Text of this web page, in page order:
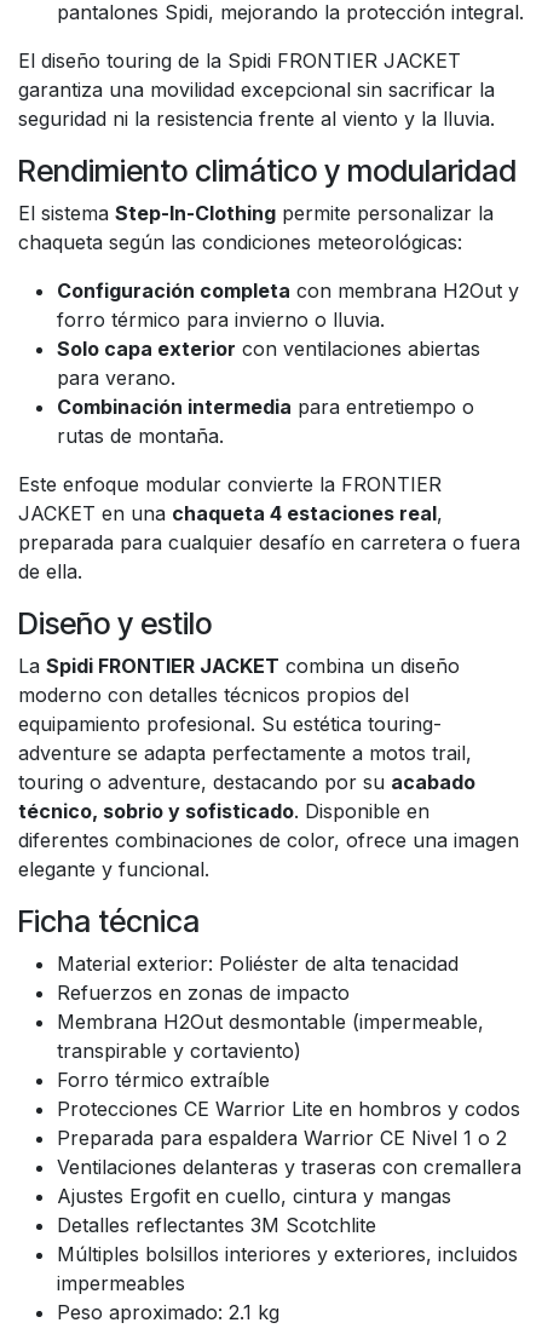
pantalones Spidi, mejorando la protección integral.
El diseño touring de la Spidi FRONTIER JACKET
garantiza una movilidad excepcional sin sacrificar la
seguridad ni la resistencia frente al viento y la lluvia.
Rendimiento climático y modularidad
El sistema Step-In-Clothing permite personalizar la
chaqueta según las condiciones meteorológicas:
Configuración completa con membrana H2Out y
forro térmico para invierno o lluvia.
Solo capa exterior con ventilaciones abiertas
para verano.
Combinación intermedia para entretiempo o
rutas de montaña.
Este enfoque modular convierte la FRONTIER
JACKET en una chaqueta 4 estaciones real,
preparada para cualquier desafío en carretera o fuera
de ella.
Diseño y estilo
La Spidi FRONTIER JACKET combina un diseño
moderno con detalles técnicos propios del
equipamiento profesional. Su estética touring-
adventure se adapta perfectamente a motos trail,
touring o adventure, destacando por su acabado
técnico, sobrio y sofisticado. Disponible en
diferentes combinaciones de color, ofrece una imagen
elegante y funcional.
Ficha técnica
Material exterior: Poliéster de alta tenacidad
Refuerzos en zonas de impacto
Membrana H2Out desmontable (impermeable,
transpirable y cortaviento)
Forro térmico extraíble
Protecciones CE Warrior Lite en hombros y codos
Preparada para espaldera Warrior CE Nivel 1 o 2
Ventilaciones delanteras y traseras con cremallera
Ajustes Ergofit en cuello, cintura y mangas
Detalles reflectantes 3M Scotchlite
Múltiples bolsillos interiores y exteriores, incluidos
impermeables
Peso aproximado: 2.1 kg